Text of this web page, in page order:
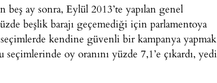
ay sonra, Eylül 2013’te yapılan genel
beşlik barajı geçemediği için parlamentoya
kendine güvenli bir kampanya yapmak
oy oranını yüzde 7,1’e çıkardı, yedi